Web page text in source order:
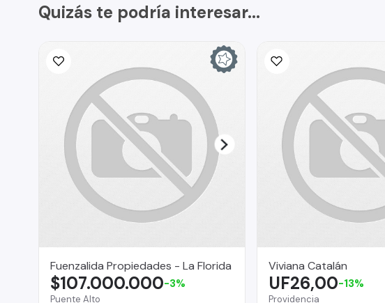
Quizás te podría interesar...
Fuenzalida Propiedades - La Florida
Puente Alto
$107.000.000-3%
Viviana Catalán
Providencia
UF26,00-13%